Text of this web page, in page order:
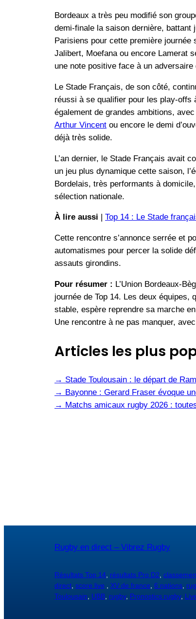
Bordeaux a très peu modifié son
demi-finale la saison dernière, battant
Parisiens pour cette première journée
Jalibert, Moefana ou encore Lamerat
une note positive face à un
Le Stade Français, de son côté,
réussi à se qualifier pour les play-offs
également de grandes ambitions,
Arthur Vincent ou encore le demi
déjà très solide.
L’an dernier, le Stade Français avait
un jeu plus dynamique cette saison,
Bordelais, très performants à
sélection nationale.
À lire aussi Top 14 : Le Stade
Cette rencontre s’annonce serrée et
automatismes pour percer la solide
assauts girondins.
Pour résumer : L’Union Bordeaux-
journée de Top 14. Les deux
stable, espère reprendre sa marche
Une rencontre à ne pas manquer,
Articles les plus
→ Stade Toulousain : le départ de
→ Bayonne : Gerard Fraser évoque
→ Matchs amicaux rugby 2026 :
Rugby en direct – Vibrez Rugby
Résultats Top 14 résultats Pro D2
direct score live XV de france 6 nations
Toulousain
UBB rugby, Pronostics rugby,